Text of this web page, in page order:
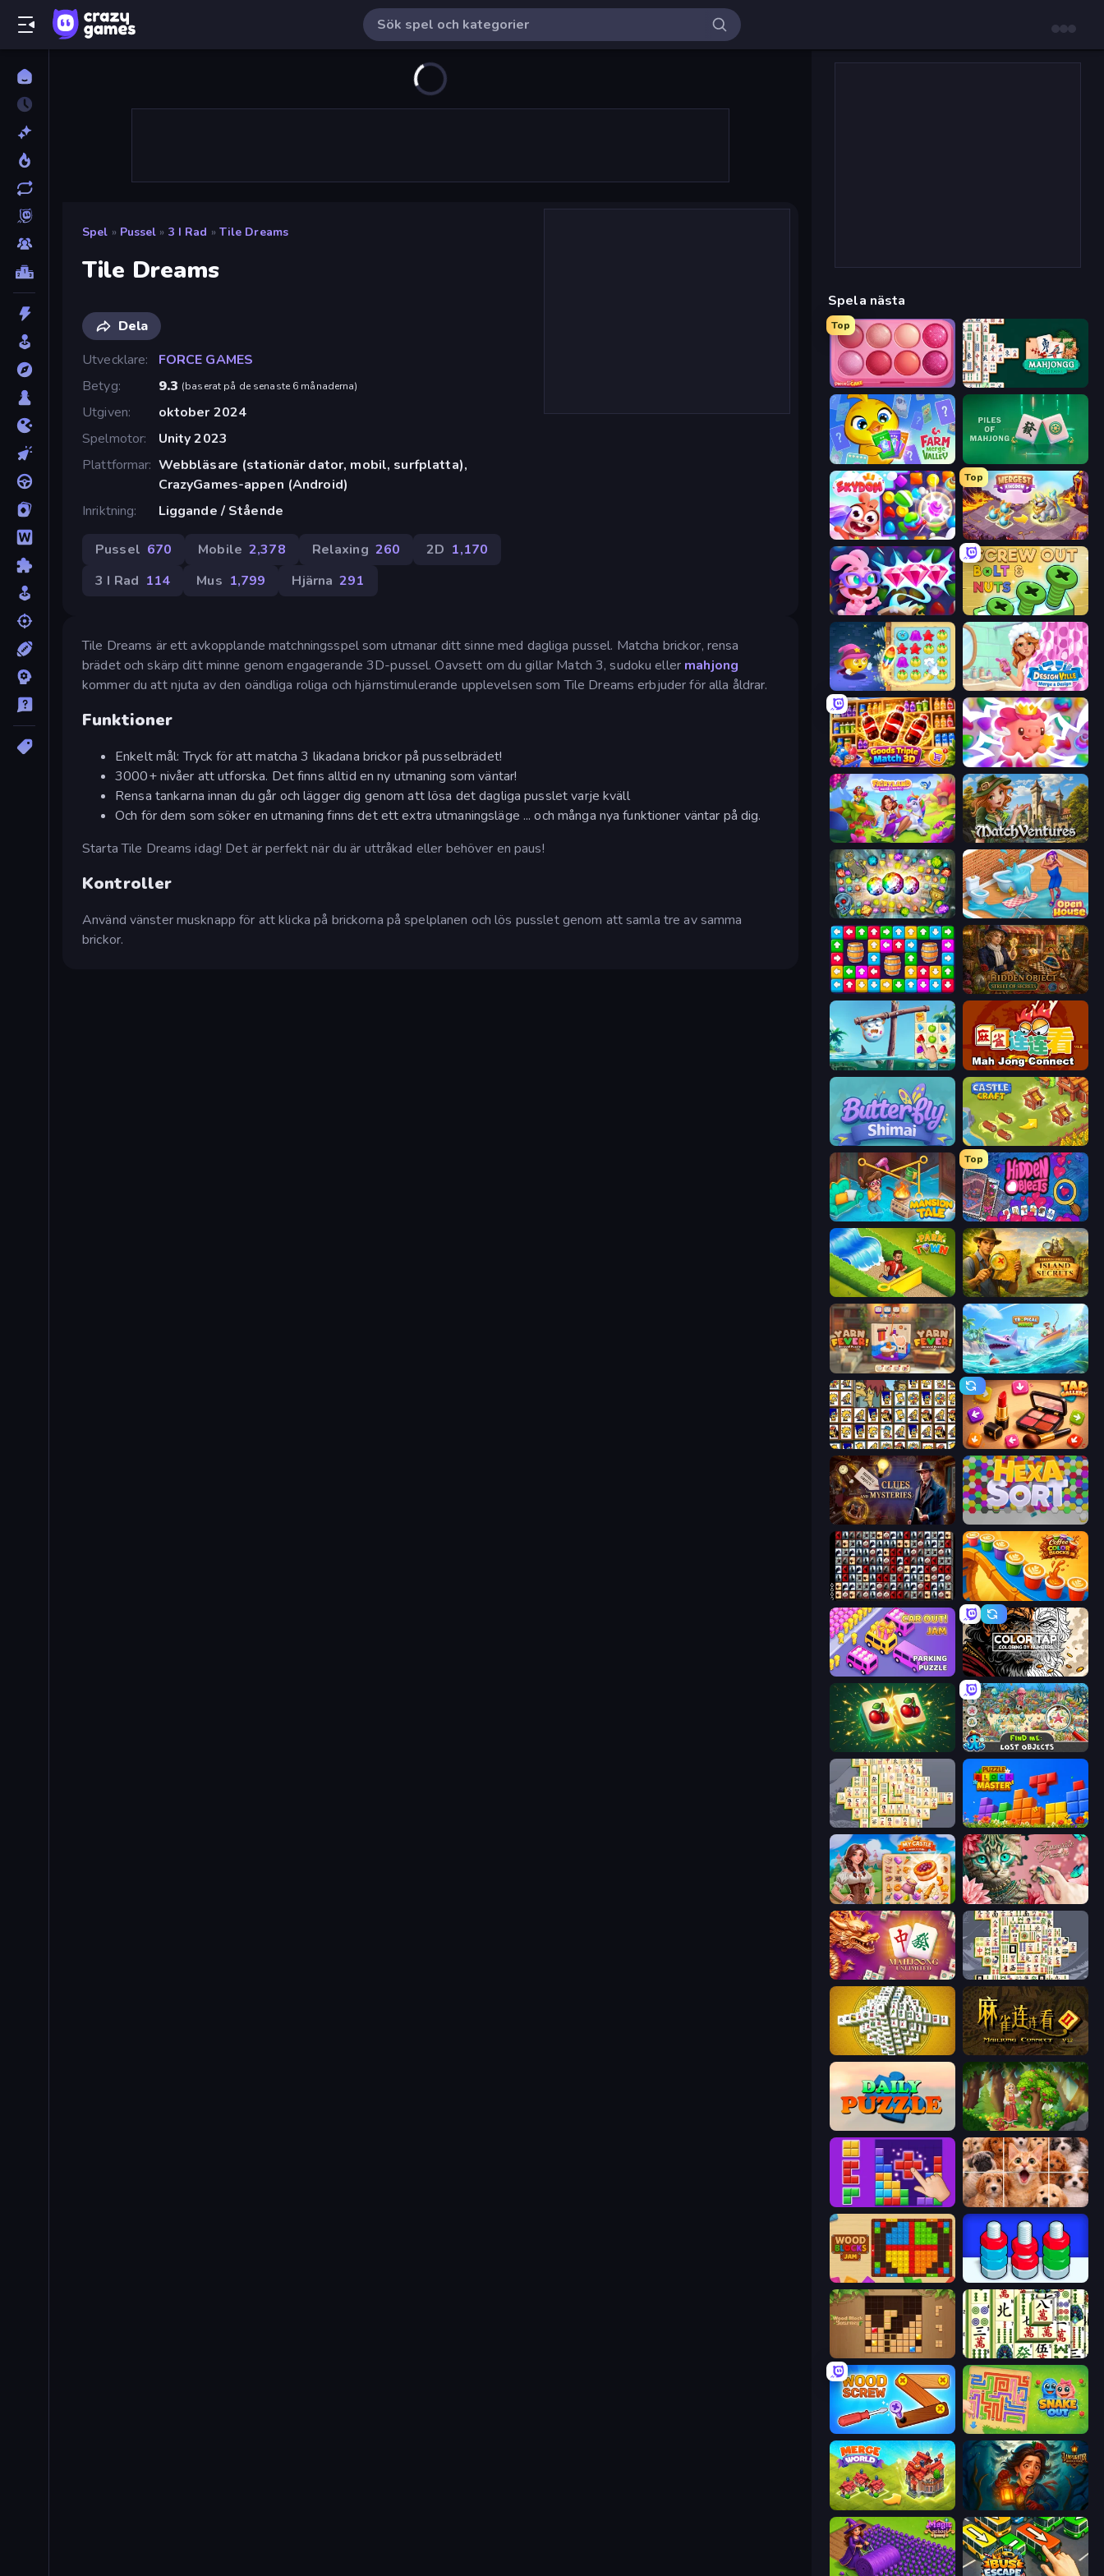
Spel » Pussel » 3 I Rad » Tile Dreams
Tile Dreams
Dela
Utvecklare
FORCE GAMES
Betyg
9.3 (baserat på de senaste 6 månaderna)
Utgiven
oktober 2024
Spelmotor
Unity 2023
Plattformar Webbläsare (stationär dator, mobil, surfplatta),
CrazyGames-appen (Android)
Inriktning
Liggande / Stående
Pussel 670 Mobile 2,378 Relaxing 260 2D 1,170
3 I Rad 114 Mus 1,799 Hjärna 291
Tile Dreams är ett avkopplande matchningsspel som utmanar ditt sinne med dagliga pussel. Matcha brickor, rensa
brädet och skärp ditt minne genom engagerande 3D-pussel. Oavsett om du gillar Match 3, sudoku eller mahjong
kommer du att njuta av den oändliga roliga och hjärnstimulerande upplevelsen som Tile Dreams erbjuder för alla åldrar.
Funktioner
Enkelt mål: Tryck för att matcha 3 likadana brickor på pusselbrädet!
3000+ nivåer att utforska. Det finns alltid en ny utmaning som väntar!
Rensa tankarna innan du går och lägger dig genom att lösa det dagliga pusslet varje kväll
Och för dem som söker en utmaning finns det ett extra utmaningsläge ... och många nya funktioner väntar på dig.
Starta Tile Dreams idag! Det är perfekt när du är uttråkad eller behöver en paus!
Kontroller
Använd vänster musknapp för att klicka på brickorna på spelplanen och lös pusslet genom att samla tre av samma
brickor.
Spela nästa
Top
Piece of Cake: Merge and Bake Mahjongg Solitaire
Farm Merge Valley Piles of Mahjong
Skydom
Top
Mergest Kingdom
Skydom: Reforged Screw Out: Bolts and Nuts
Candy Riddles Designville: Merge & Design
Goods Triple Match 3D Match Arena
Fairyland Merge & Magic MatchVentures
Forgotten Treasure 2 Open House
Tap Away Story Hidden Object: Street Of Secrets
Sugar Heroes Mahjong Connect (Legacy)
Butterfly Shimai Castle Craft
Mansion Tale: Merge Secrets
Top
Hidden Objects
Park Town Hidden Objects: Island Secrets
Yarn Fever! Unravel Puzzle Tropical Merge
Tiles of the Simpsons Tap Gallery
Hidden Object: Clues and Mysteries
War Mahjong Coffee Color Blocks
Car OUT! Jam Parking Puzzle Color Tap: Coloring by Numbers
Mahjong Puzzle: Tile Match Find Me: Lost Objects
Mahjong Online Puzzle Block Master
My Castle: Merge & Story Favorite Puzzles
Mahjong Unlimited Mahjong Titans
Mahjong Tower Mahjong Connect 2 (Legacy)
Northern Merge
BlockBuster Puzzle Jigpic Solitaire
Wood Blocks Jam
Wood Block Journey Mahjong Shanghai
Wood Screw: Bolts Puzzle Snake Out: Maze Escape
Merge World Lamplighter: Merge & Magic